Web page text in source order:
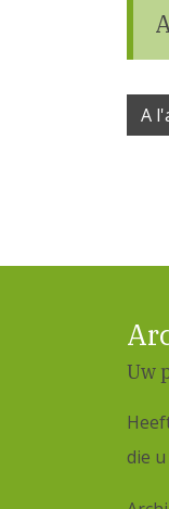
A
Uw
die